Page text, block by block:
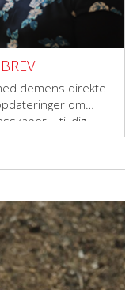
demens direkte
om
– til dig,